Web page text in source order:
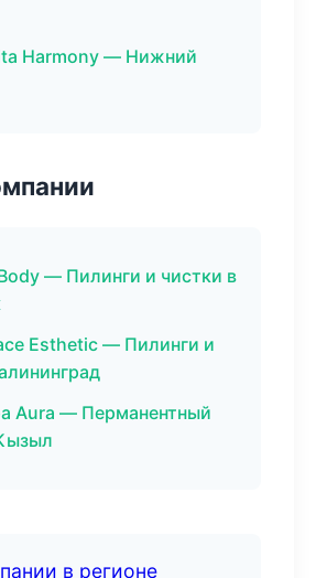
Harmony — Нижний
— Пилинги и чистки в
Esthetic — Пилинги и
Aura — Перманентный
в регионе